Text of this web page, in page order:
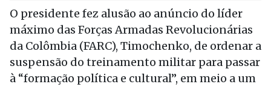
O presidente fez alusão ao anúncio do líder
máximo das Forças Armadas Revolucionárias
da Colômbia (FARC), Timochenko, de ordenar a
suspensão do treinamento militar para passar
à “formação política e cultural”, em meio a um